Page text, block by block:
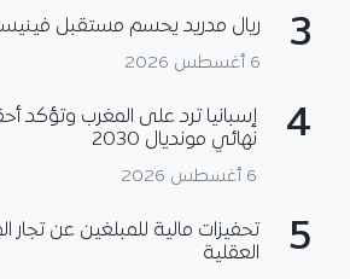
3 ريال مدريد يحسم مستقبل
6 أغسطس 2026
4
إسبانيا ترد على المغرب وتؤكد
نهائي مونديال 2030
6 أغسطس 2026
5
تحفيزات مالية للمبلغين عن تجار
العقلية